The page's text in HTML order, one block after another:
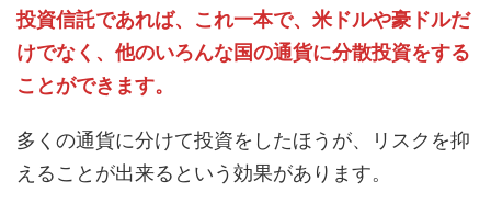
投資信託であれば、これ一本で、米ドルや豪ドルだ
けでなく、他のいろんな国の通貨に分散投資をする
ことができます。
多くの通貨に分けて投資をしたほうが、リスクを抑
えることが出来るという効果があります。